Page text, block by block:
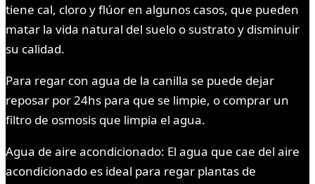
tiene cal, cloro y flúor en algunos casos, que pueden
matar la vida natural del suelo o sustrato y disminuir
su calidad.
Para regar con agua de la canilla se puede dejar
reposar por 24hs para que se limpie, o comprar un
filtro de osmosis que limpia el agua.
Agua de aire acondicionado: El agua que cae del aire
acondicionado es ideal para regar plantas de